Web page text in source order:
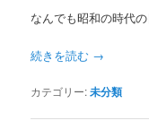
なんでも昭和の時代
続きを読む →
カテゴリー:未分類